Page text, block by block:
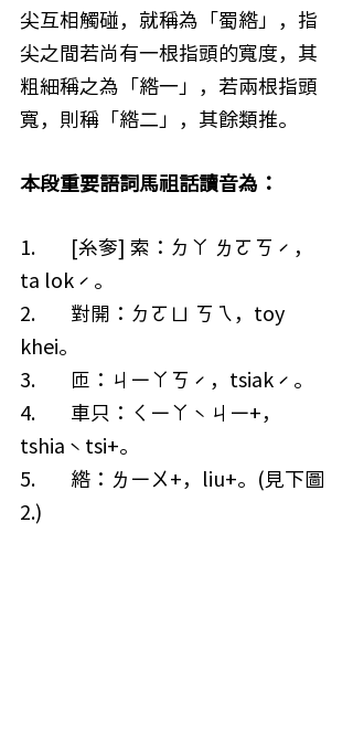
尖互相觸碰，就稱為「蜀綹」，指
尖之間若尚有一根指頭的寬度，其
粗細稱之為「綹一」，若兩根指頭
寬，則稱「綹二」，其餘類推。
本段重要語詞馬祖話讀音為：
1.        [糸奓] 索：ㄉㄚ ㄌㄛㄎˊ，
ta lokˊ。
2.        對開：ㄉㄛㄩ ㄎㄟ，toy
khei。
3.        匝：ㄐㄧㄚㄎˊ，tsiakˊ。
4.        車只：ㄑㄧㄚˋㄐㄧ+，
tshiaˋtsi+。
5.        綹：ㄌㄧㄨ+，liu+。(見下圖
2.)